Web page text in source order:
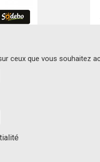
ceux que vous souhaitez